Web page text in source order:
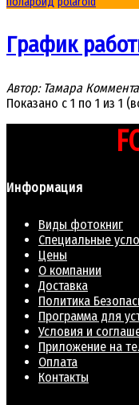
График
Автор: Тамара
Показано с 1 по 1 из 1
Информация
Виды фотокниг
Специальные
Цены
О компании
Доставка
Политика
Программа для
Условия и
Приложение на
Оплата
Контакты